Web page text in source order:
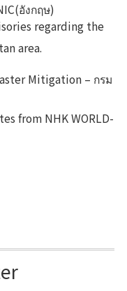
อังกฤษ)
regarding the
area.
Mitigation – กรม
from NHK WORLD-